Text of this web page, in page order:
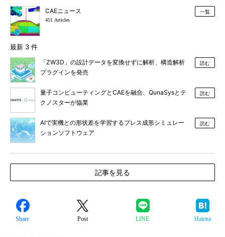
CAEニュース
451 Articles
一覧
最新 3 件
「ZW3D」の設計データを変換せずに解析、構造解析
プラグインを発売
読む
量子コンピューティングとCAEを融合、QunaSysとテ
クノスターが協業
読む
AIで実機との形状差を学習するプレス成形シミュレー
ションソフトウェア
読む
記事を見る
Share Post LINE Hatena